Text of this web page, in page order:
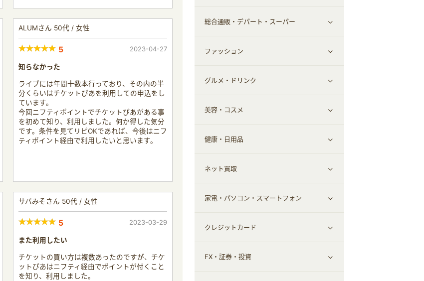
ALUMさん 50代 / 女性
5 2023-04-27
知らなかった
ライブには年間十数本行っており、その内の半
分くらいはチケットぴあを利用しての申込をし
ています。
今回ニフティポイントでチケットぴあがある事
を初めて知り、利用しました。何か得した気分
です。条件を見てリピOKであれば、今後はニフ
ティポイント経由で利用したいと思います。
サバみそさん 50代 / 女性
5 2023-03-29
また利用したい
チケットの買い方は複数あったのですが、チケ
ットぴあはニフティ経由でポイントが付くこと
を知り、利用しました。
総合通販・デパート・スーパー
すべて見る
総合通販
ファッション
すべて見る
ファッション
インナー・下着
スーツ・フォーマル
グルメ・ドリンク
すべて見る
グルメ
お酒
食材宅配
ウォーターサーバー
美容・コスメ
すべて見る
ヘアケア
エステ・サロン
メンズ美容
健康・日用品
すべて見る
スポーツ・フィットネス
日用品・薬局・からだ
ネット買取
すべて見る
ネット買取
家電・パソコン・スマートフォン
すべて見る
家電・パソコン・ソフトウェア
クレジットカード
すべて見る
FX・証券・投資